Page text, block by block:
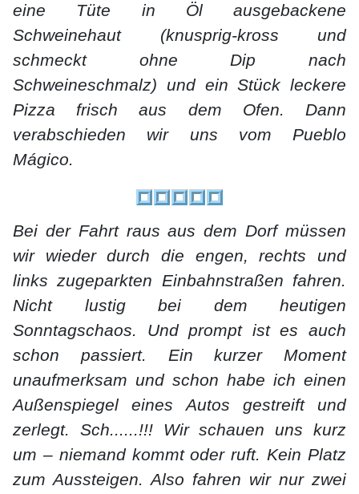
eine Tüte in Öl ausgebackene
Schweinehaut (knusprig-kross und
schmeckt ohne Dip nach
Schweineschmalz) und ein Stück leckere
Pizza frisch aus dem Ofen. Dann
verabschieden wir uns vom Pueblo
Mágico.
Bei der Fahrt raus aus dem Dorf müssen
wir wieder durch die engen, rechts und
links zugeparkten Einbahnstraßen fahren.
Nicht lustig bei dem heutigen
Sonntagschaos. Und prompt ist es auch
schon passiert. Ein kurzer Moment
unaufmerksam und schon habe ich einen
Außenspiegel eines Autos gestreift und
zerlegt. Sch......!!! Wir schauen uns kurz
um – niemand kommt oder ruft. Kein Platz
zum Aussteigen. Also fahren wir nur zwei